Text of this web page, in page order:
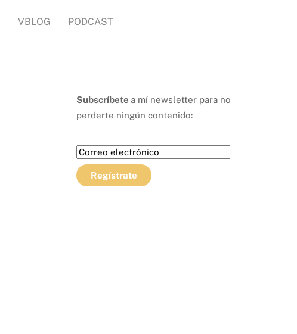
VBLOG PODCAST
Subscríbete a mí newsletter para no
perderte ningún contenido: